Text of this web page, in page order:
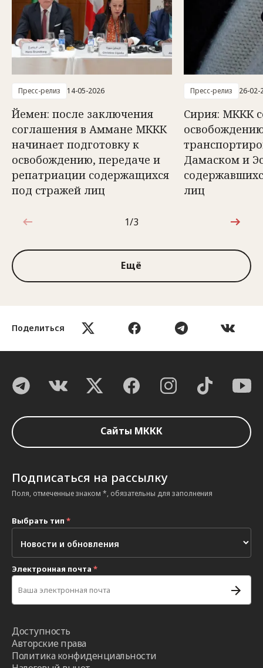
Поделиться
Пресс-релиз 14-05-2026
Йемен: после заключения
соглашения в Аммане МККК
начинает подготовку к
освобождению, передаче и
репатриации содержащихся
под стражей лиц
Пресс-релиз 26-02-
Сирия: МККК
Дамаском и
лиц
1 из 3
1/3
Ещё
Сайты МККК
Подписаться на рассылку
Поля, отмеченные знаком *, обязательны для заполнения
Выбрать тип *
Электронная почта *
Доступность
Авторские права
Политика конфиденциальности